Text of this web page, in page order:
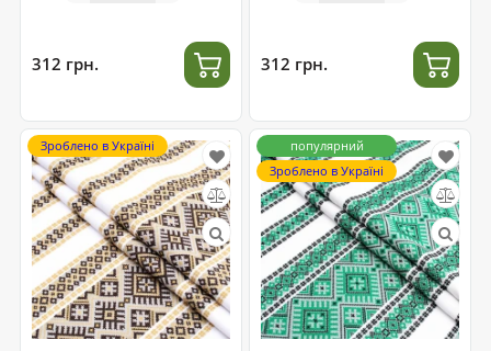
312 грн. 312 грн.
Зроблено в Україні
популярний
Зроблено в Україні